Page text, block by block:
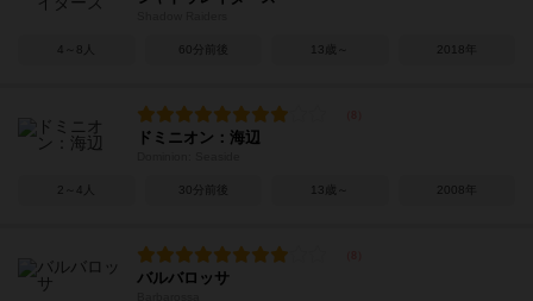
4～8人 60分前後 13歳～ 2018年
ドミニオン：海辺
2～4人 30分前後 13歳～ 2008年
バルバロッサ